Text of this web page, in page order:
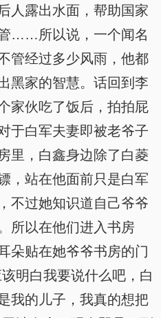
人露出水面，帮助国家
……所以说，一个闻名
管经过多少风雨，他都
黑家的智慧。话回到李
家伙吃了饭后，拍拍屁
于白军夫妻即被老爷子
里，白鑫身边除了白菱
，站在他面前只是白军
不过她知识道自己爷爷
所以在他们进入书房
朵贴在她爷爷书房的门
该明白我要说什么吧，白
我的儿子，我真的想把